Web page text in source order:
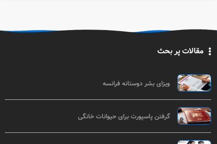
مقالات پر بحث
ویزای بشر دوستانه فرانسه
گرفتن پاسپورت برای حیوانات خانگی